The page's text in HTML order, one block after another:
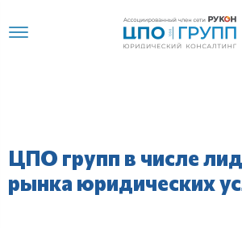
ЦПО групп в числе
рынка юридических